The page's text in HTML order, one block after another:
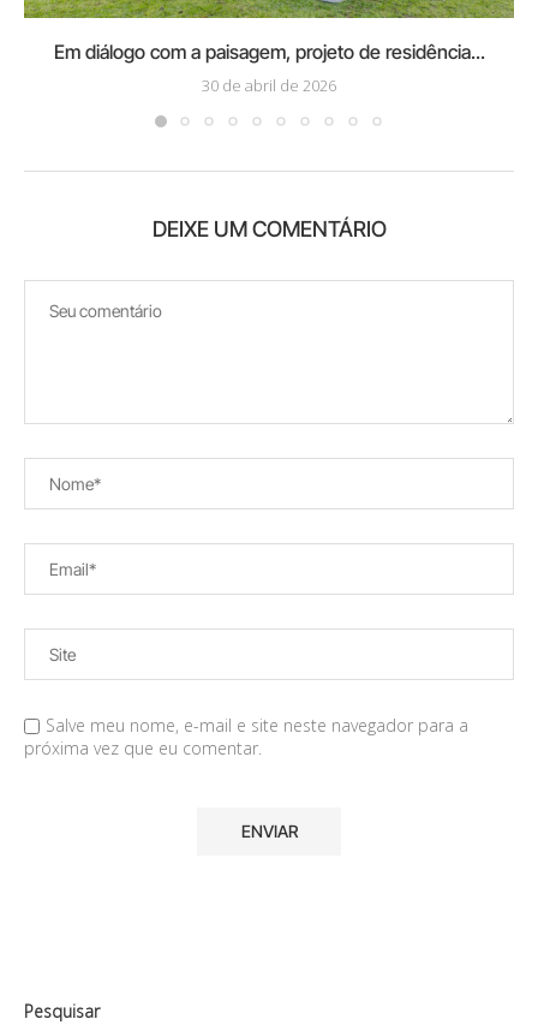
Em diálogo com a paisagem, projeto de residência...
30 de abril de 2026
DEIXE UM COMENTÁRIO
Salve meu nome, e-mail e site neste navegador para a
próxima vez que eu comentar.
Pesquisar